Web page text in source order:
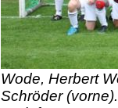
Wode, Herbert
Schröder